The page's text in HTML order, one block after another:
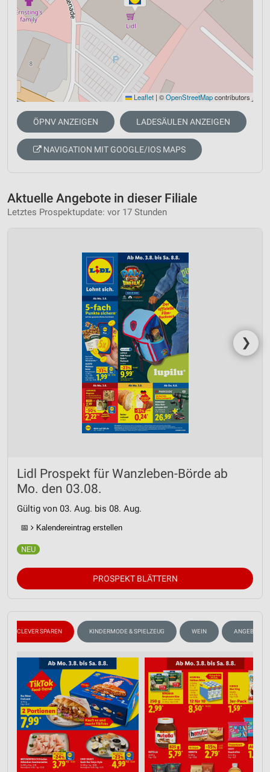
Leaflet | ©OpenStreetMapcontributors
ÖPNV ANZEIGEN LADESÄULEN ANZEIGEN
NAVIGATION MIT GOOGLE/IOS MAPS
Aktuelle Angebote in dieser Filiale
Letztes Prospektupdate: vor 17 Stunden
❯
Lidl Prospekt für Wanzleben-Börde ab
Mo. den 03.08.
Gültig von 03. Aug. bis 08. Aug.
📅 Kalendereintrag erstellen
PROSPEKT BLÄTTERN
CLEVER SPAREN KINDERMODE & SPIELZEUG WEIN ANGEBOTE